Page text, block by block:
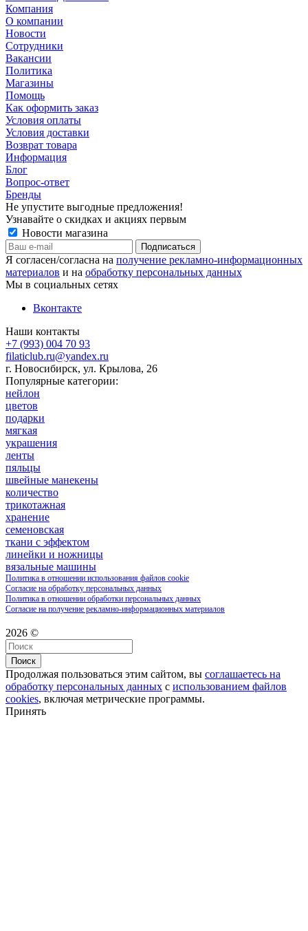
Компания
О компании
Новости
Сотрудники
Вакансии
Политика
Магазины
Помощь
Как оформить заказ
Условия оплаты
Условия доставки
Возврат товара
Информация
Блог
Вопрос-ответ
Бренды
Не упустите выгодные предложения!
Узнавайте о скидках и акциях первым
Новости магазина
Я согласен/согласна на получение рекламно-информационных
материалов и на обработку персональных данных
Мы в социальных сетях
Вконтакте
Наши контакты
+7 (993) 004 70 93
filaticlub.ru@yandex.ru
г. Новосибирск, ул. Крылова, 26
Популярные категории:
нейлон
цветов
подарки
мягкая
украшения
ленты
пяльцы
швейные манекены
количество
трикотажная
хранение
семеновская
ткани с эффектом
линейки и ножницы
вязальные машины
Политика в отношении использования файлов cookie
Согласие на обработку персональных данных
Политика в отношении обработки персональных данных
Согласие на получение рекламно-информационных материалов
2026 ©
Поиск
Продолжая пользоваться этим сайтом, вы соглашаетесь на
обработку персональных данных с использованием файлов
cookies, включая метрические программы.
Принять